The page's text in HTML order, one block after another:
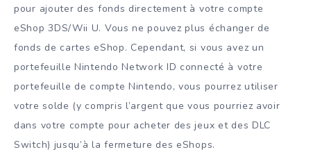
pour ajouter des fonds directement à votre compte
eShop 3DS/Wii U. Vous ne pouvez plus échanger de
fonds de cartes eShop. Cependant, si vous avez un
portefeuille Nintendo Network ID connecté à votre
portefeuille de compte Nintendo, vous pourrez utiliser
votre solde (y compris l’argent que vous pourriez avoir
dans votre compte pour acheter des jeux et des DLC
Switch) jusqu’à la fermeture des eShops.